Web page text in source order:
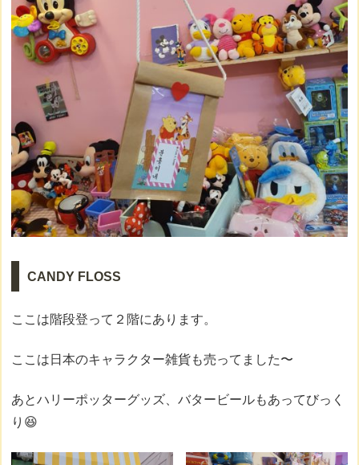
CANDY FLOSS
ここは階段登って２階にあります。
ここは日本のキャラクター雑貨も売ってました〜
あとハリーポッターグッズ、バタービールもあってびっく
り😆